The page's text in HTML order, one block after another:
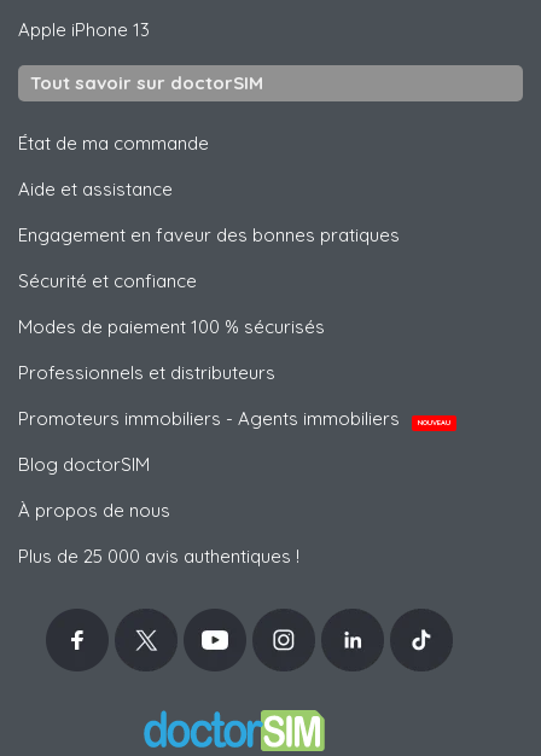
Apple iPhone 13
Tout savoir sur doctorSIM
État de ma commande
Aide et assistance
Engagement en faveur des bonnes pratiques
Sécurité et confiance
Modes de paiement 100 % sécurisés
Professionnels et distributeurs
Promoteurs immobiliers - Agents immobiliers
NOUVEAU
Blog doctorSIM
À propos de nous
Plus de 25 000 avis authentiques !